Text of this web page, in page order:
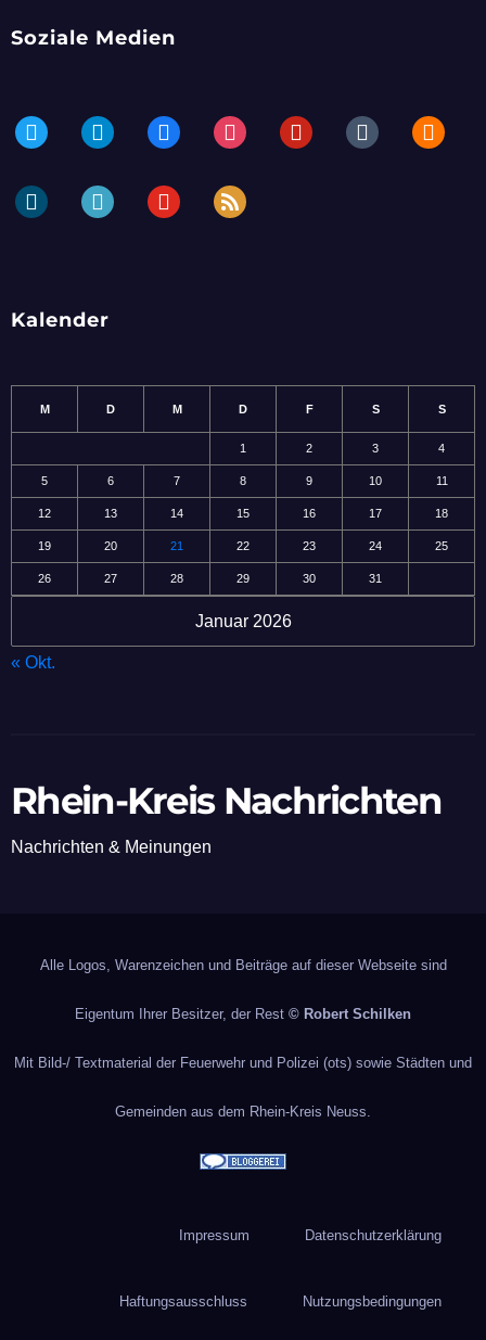
Soziale Medien
twitter telegramfacebookinstagrampinteresttumblr blogger
dailymotionperiscopeyoutube rss
Kalender
Januar 2026
M D M D F S S
1 2 3 4
5 6 7 8 9 10 11
12 13 14 15 16 17 18
19 20 21 22 23 24 25
26 27 28 29 30 31
« Okt.
Rhein-Kreis Nachrichten
Nachrichten & Meinungen
Alle Logos, Warenzeichen und Beiträge auf dieser Webseite sind
Eigentum Ihrer Besitzer, der Rest © Robert Schilken
Mit Bild-/ Textmaterial der Feuerwehr und Polizei (ots) sowie Städten und
Gemeinden aus dem Rhein-Kreis Neuss.
Impressum Datenschutzerklärung
Haftungsausschluss Nutzungsbedingungen